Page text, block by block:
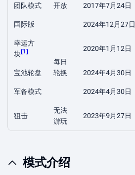
开放
团队模式 2017年7月24日
国际版 2024年12月27日
幸运方
块[1]
每日
轮换
2020年1月12日
宝池轮盘 2024年4月30日
军备模式 2024年4月30日
狙击
无法
游玩
2023年9月27日
模式介绍